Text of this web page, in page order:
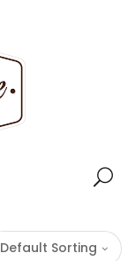
Default Sorting